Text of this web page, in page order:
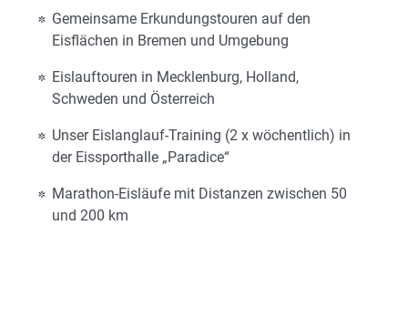
Gemeinsame Erkundungstouren auf den
Eisflächen in Bremen und Umgebung
Eislauftouren in Mecklenburg, Holland,
Schweden und Österreich
Unser Eislanglauf-Training (2 x wöchentlich) in
der Eissporthalle „Paradice“
Marathon-Eisläufe mit Distanzen zwischen 50
und 200 km